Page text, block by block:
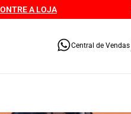
A LOJA
Central de Vendas